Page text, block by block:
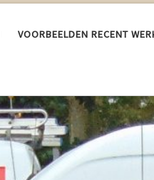
VOORBEELDEN RECENT